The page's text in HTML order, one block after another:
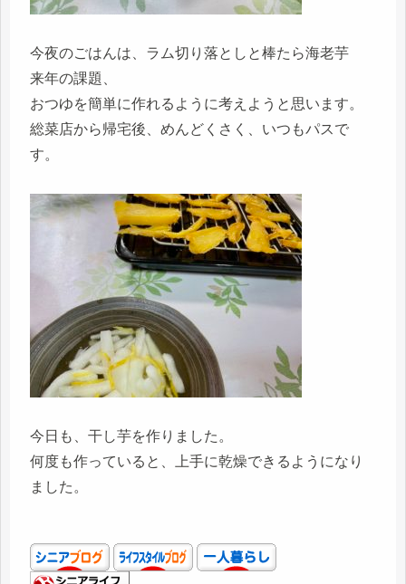
今夜のごはんは、ラム切り落としと棒たら海老芋
来年の課題、
おつゆを簡単に作れるように考えようと思います。
総菜店から帰宅後、めんどくさく、いつもパスで
す。
今日も、干し芋を作りました。
何度も作っていると、上手に乾燥できるようになり
ました。